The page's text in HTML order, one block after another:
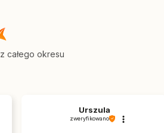
z całego okresu
Urszula
zweryfikowano